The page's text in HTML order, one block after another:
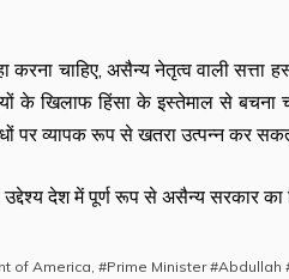
करना चाहिए, असैन्य नेतृत्व वाली सत्ता
के खिलाफ हिंसा के इस्तेमाल से बचना
पर व्यापक रूप से खतरा उत्पन्न कर
देश में पूर्ण रूप से असैन्य सरकार का
of America, #Prime Minister #Abdullah